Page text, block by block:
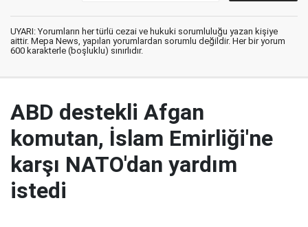
UYARI: Yorumların her türlü cezai ve hukuki sorumluluğu yazan kişiye
aittir. Mepa News, yapılan yorumlardan sorumlu değildir. Her bir yorum
600 karakterle (boşluklu) sınırlıdır.
ABD destekli Afgan
komutan, İslam Emirliği'ne
karşı NATO'dan yardım
istedi